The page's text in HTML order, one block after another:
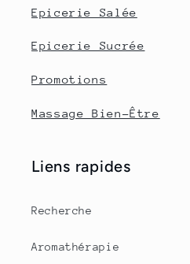
Epicerie Salée
Epicerie Sucrée
Promotions
Massage Bien-Être
Liens rapides
Recherche
Aromathérapie